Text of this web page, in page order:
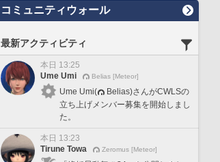
コミュニティウォール
最新アクティビティ
本日 13:25
Ume Umi
Belias [Meteor]
Ume Umi(
Belias)さんがCWLSの
立ち上げメンバー募集を開始しまし
た。
本日 13:23
Tirune Towa
Zeromus [Meteor]